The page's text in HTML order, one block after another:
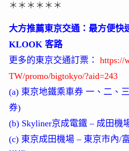
＊＊＊＊＊＊
大方推薦東京交通：最方便快
KLOOK 客路
更多的東京交通訂票： https://
TW/promo/bigtokyo/?aid=243
(a) 東京地鐵乘車券 一、二、
券)
(b) Skyliner京成電鐵 – 成田機
(c) 東京成田機場 – 東京市內/